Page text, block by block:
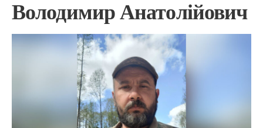
Володимир Анатолійович